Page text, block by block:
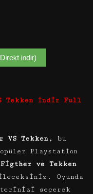
indir)
Tekken İndir Full
VS Tekken, bu
Playstation
ve Tekken
Oyunda
seçerek